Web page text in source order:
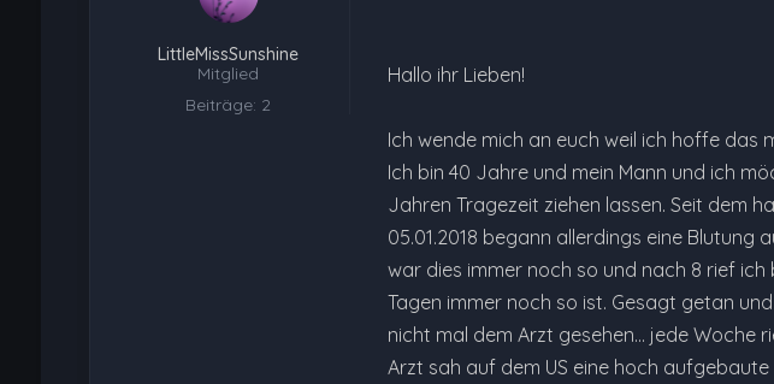
LittleMissSunshine
Mitglied
Beiträge: 2
Hallo ihr Lieben!
Ich wende mich an euch weil ich hoffe das
Ich bin 40 Jahre und mein Mann und ich
Jahren Tragezeit ziehen lassen. Seit dem
05.01.2018 begann allerdings eine Blutung
war dies immer noch so und nach 8 rief ich
Tagen immer noch so ist. Gesagt getan
nicht mal dem Arzt gesehen... jede Woche
Arzt sah auf dem US eine hoch